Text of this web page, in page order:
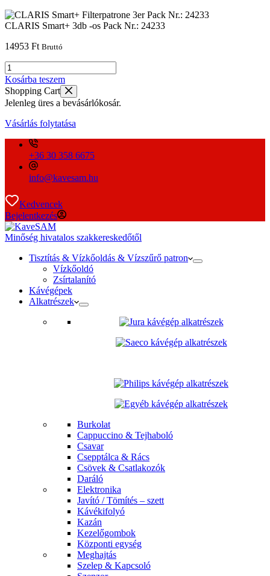
CLARIS Smart+ 3db -os Pack Nr.: 24233
14953 Ft Bruttó
CLARIS
Smart+
3db
-
os
Pack
Nr.:
24233
mennyiség
Kosárba teszem
Shopping Cart
Jelenleg üres a bevásárlókosár.
Vásárlás folytatása
+36 30 358 6675
info@kavesam.hu
Kedvencek
Bejelentkezés
Minőség hivatalos szakkereskedőtől
Tisztítás & Vízkőoldás & Vízszűrő patron
Vízkőoldó
Zsírtalanító
Kávégépek
Alkatrészek
Burkolat
Cappuccino & Tejhaboló
Csavar
Csepptálca & Rács
Csövek & Csatlakozók
Daráló
Elektronika
Javító / Tömítés – szett
Kávékifolyó
Kazán
Kezelőgombok
Központi egység
Meghajtás
Szelep & Kapcsoló